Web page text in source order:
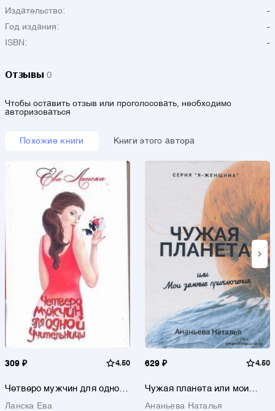
Издательство:
-
Год издания:
-
ISBN:
-
Отзывы 0
Чтобы оставить отзыв или проголосовать, необходимо
авторизоваться
Похожие книги Книги этого автора
309 ₽ 4.50
Четверо мужчин для одной
Ланска Ева
629 ₽ 4.50
Чужая планета или мои
Ананьева Наталья